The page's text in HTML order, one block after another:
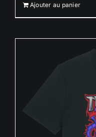
Ajouter au panier